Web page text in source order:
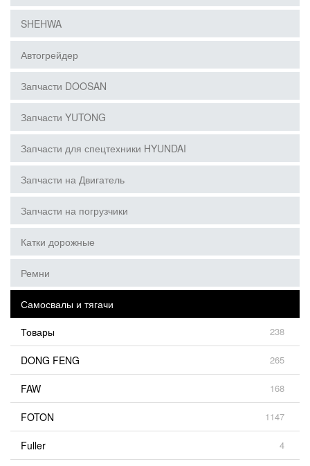
SHEHWA
Автогрейдер
Запчасти DOOSAN
Запчасти YUTONG
Запчасти для спецтехники HYUNDAI
Запчасти на Двигатель
Запчасти на погрузчики
Катки дорожные
Ремни
Самосвалы и тягачи
Товары
238
DONG FENG 265
FAW 168
FOTON 1147
Fuller 4